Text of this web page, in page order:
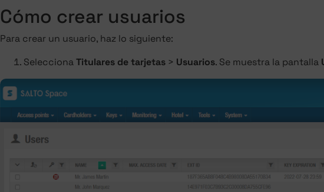
Cómo crear usuarios
Para crear un usuario, haz lo siguiente:
SeleccionaTitulares de tarjetas > Usuarios. Se muestra la pantalla